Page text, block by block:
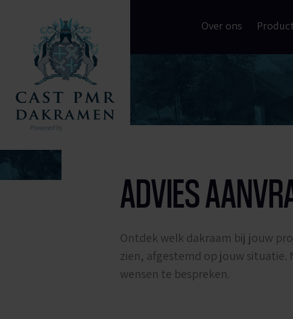
Over ons
ADVIES
Ontdek welk dakraam bij jouw
zien, afgestemd op jouw situatie.
wensen te bespreken.